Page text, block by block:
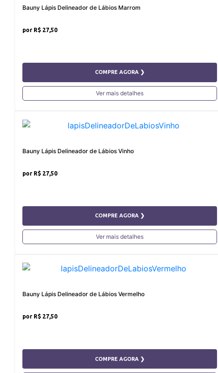
Bauny Lápis Delineador de Lábios Marrom
R$ 27,50
COMPRE AGORA ❯
Ver mais detalhes
Bauny Lápis Delineador de Lábios Vinho
R$ 27,50
COMPRE AGORA ❯
Ver mais detalhes
Bauny Lápis Delineador de Lábios Vermelho
R$ 27,50
COMPRE AGORA ❯